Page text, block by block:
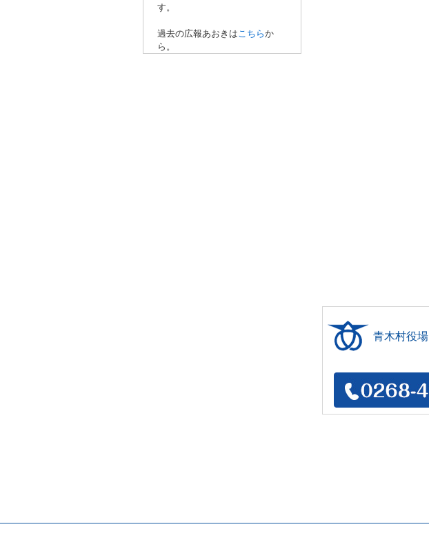
す。
過去の広報あおきはこちらか
ら。
青木村役場